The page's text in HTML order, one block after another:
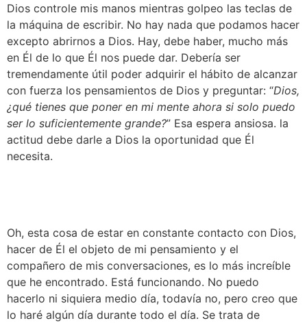
Dios controle mis manos mientras golpeo las teclas de
la máquina de escribir. No hay nada que podamos hacer
excepto abrirnos a Dios. Hay, debe haber, mucho más
en Él de lo que Él nos puede dar. Debería ser
tremendamente útil poder adquirir el hábito de alcanzar
con fuerza los pensamientos de Dios y preguntar: “Dios,
¿qué tienes que poner en mi mente ahora si solo puedo
ser lo suficientemente grande?” Esa espera ansiosa. la
actitud debe darle a Dios la oportunidad que Él
necesita.
Oh, esta cosa de estar en constante contacto con Dios,
hacer de Él el objeto de mi pensamiento y el
compañero de mis conversaciones, es lo más increíble
que he encontrado. Está funcionando. No puedo
hacerlo ni siquiera medio día, todavía no, pero creo que
lo haré algún día durante todo el día. Se trata de